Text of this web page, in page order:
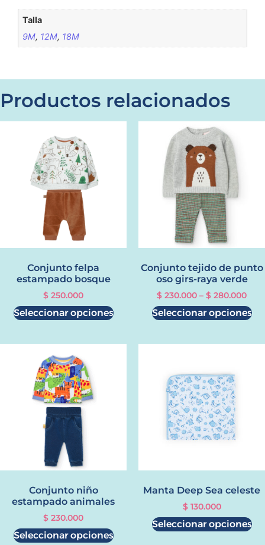
Talla
9M, 12M, 18M
Productos relacionados
Conjunto felpa
estampado bosque
$ 250.000
Seleccionar opciones
Conjunto tejido de punto
oso girs-raya verde
$ 230.000 – $ 280.000
Seleccionar opciones
Conjunto niño
estampado animales
$ 230.000
Seleccionar opciones
Manta Deep Sea celeste
$130.000
Seleccionar opciones